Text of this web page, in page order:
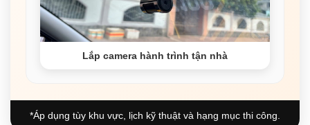
Lắp camera hành trình tận nhà
*Áp dụng tùy khu vực, lịch kỹ thuật và hạng mục thi công.